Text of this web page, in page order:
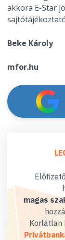
akkora E-Star
Beke Károly
mfor.hu
magas
Korlátlan